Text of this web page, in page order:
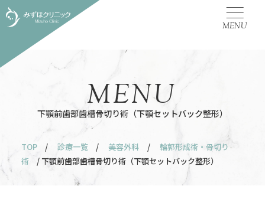
MENU
下顎前歯部歯槽骨切り術（下顎セットバック整形）
MENU
TOP / 診療一覧 / 美容外科 /
輪郭形成術・骨切り
術
/ 下顎前歯部歯槽骨切り術（下顎セットバック整形）